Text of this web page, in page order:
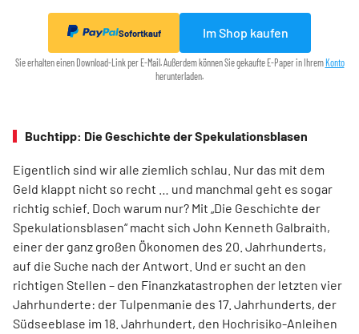
Sofortkauf Im Shop kaufen
Sie erhalten einen Download-Link per E-Mail. Außerdem können Sie gekaufte E-Paper in Ihrem Konto
herunterladen.
Buchtipp: Die Geschichte der Spekulationsblasen
Eigentlich sind wir alle ziemlich schlau. Nur das mit dem
Geld klappt nicht so recht … und manchmal geht es sogar
richtig schief. Doch warum nur? Mit „Die Geschichte der
Spekulationsblasen“ macht sich John Kenneth Galbraith,
einer der ganz großen Ökonomen des 20. Jahrhunderts,
auf die Suche nach der Antwort. Und er sucht an den
richtigen Stellen – den Finanz­katas­trophen der letzten vier
Jahrhunderte: der Tulpenmanie des 17. Jahrhunderts, der
Südseeblase im 18. Jahrhundert, den Hochrisiko-Anleihen